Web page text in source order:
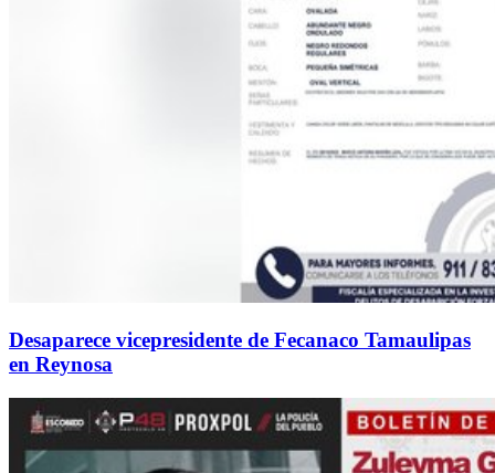
Desaparece vicepresidente de Fecanaco Tamaulipas
en Reynosa